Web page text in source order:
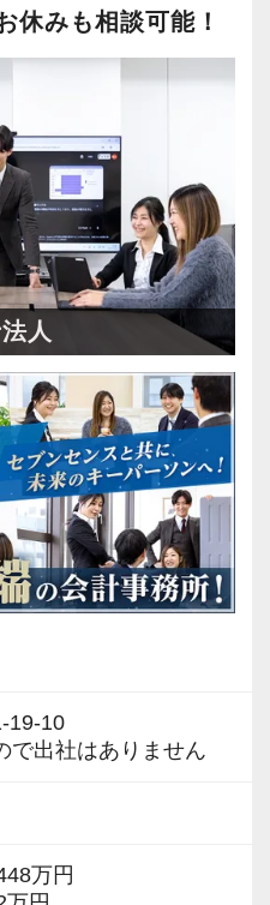
休みも相談可能！
人
19-10
出社はありません
万円